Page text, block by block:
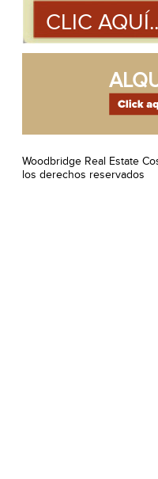
CLIC
Woodbridge Real Estate
los derechos reservados